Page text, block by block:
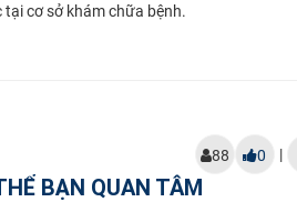
cơ sở khám chữa bệnh.
88 0 |
BẠN QUAN TÂM